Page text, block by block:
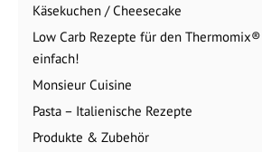
Käsekuchen / Cheesecake
Low Carb Rezepte für den
einfach!
Monsieur Cuisine
Pasta – Italienische Rezepte
Produkte & Zubehör